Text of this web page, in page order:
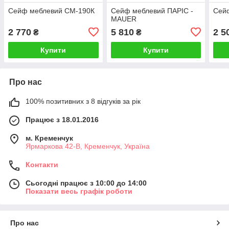
Сейф меблевий СМ-190К
2 770 ₴
Купити
Сейф меблевий ПАРІС -
MAUER
5 810₴
Купити
2
Про нас
100% позитивних з 8 відгуків за рік
Працює з 18.01.2016
м. Кременчук
Ярмаркова 42-В, Кременчук, Україна
Контакти
Сьогодні працює з 10:00 до 14:00
Показати весь графік роботи
Про нас